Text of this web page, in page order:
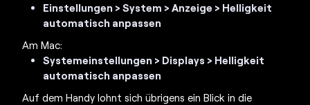
Einstellungen > System > Anzeige > Helligkeit
automatisch anpassen
Am Mac:
Systemeinstellungen > Displays > Helligkeit
automatisch anpassen
Auf dem Handy lohnt sich übrigens ein Blick in die